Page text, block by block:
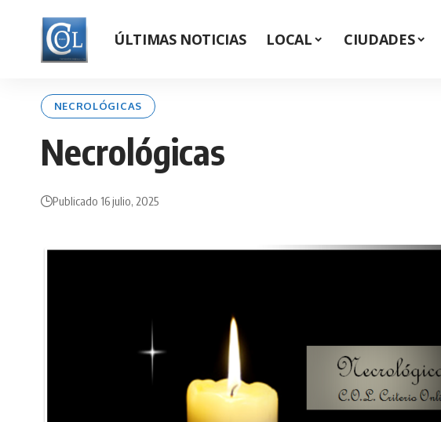
ÚLTIMAS NOTICIAS LOCAL CIUDADES
NECROLÓGICAS
Necrológicas
Publicado 16 julio, 2025